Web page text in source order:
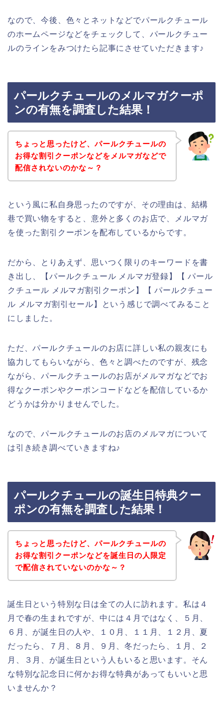
なので、今後、色々とネットなどでパールクチュール
のホームページなどをチェックして、パールクチュー
ルのラインをみつけたら記事にさせていただきます♪
パールクチュールのメルマガクーポ
ンの有無を調査した結果！
ちょっと思ったけど、パールクチュールの
お得な割引クーポンなどをメルマガなどで
配信されないのかな～？
という風に私自身思ったのですが、その理由は、結構
巷で買い物をすると、意外と多くのお店で、メルマガ
を使った割引クーポンを配布しているからです。
だから、とりあえず、思いつく限りのキーワードを書
き出し、【パールクチュール メルマガ登録】【 パール
クチュール メルマガ割引クーポン】【 パールクチュー
ル メルマガ割引セール】という感じで調べてみること
にしました。
ただ、パールクチュールのお店に詳しい私の親友にも
協力してもらいながら、色々と調べたのですが、残念
ながら、パールクチュールのお店がメルマガなどでお
得なクーポンやクーポンコードなどを配信しているか
どうかは分かりませんでした。
なので、パールクチュールのお店のメルマガについて
は引き続き調べていきますね♪
パールクチュールの誕生日特典クー
ポンの有無を調査した結果！
ちょっと思ったけど、パールクチュールの
お得な割引クーポンなどを誕生日の人限定
で配信されていないのかな～？
誕生日という特別な日は全ての人に訪れます。私は４
月で春の生まれですが、中には４月ではなく、５月、
６月、が誕生日の人や、１０月、１１月、１２月、夏
だったら、７月、８月、９月、冬だったら、１月、２
月、３月、が誕生日という人もいると思います。そん
な特別な記念日に何かお得な特典があってもいいと思
いませんか？